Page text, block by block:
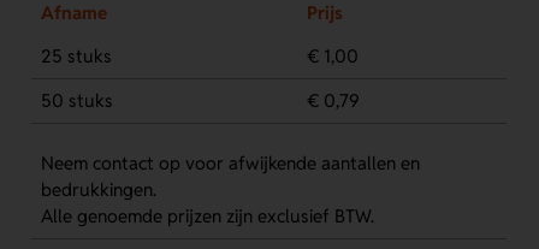
Afname
Prijs
25 stuks
€ 1,00
50 stuks
€ 0,79
Neem contact op voor afwijkende aantallen en
bedrukkingen.
Alle genoemde prijzen zijn exclusief BTW.